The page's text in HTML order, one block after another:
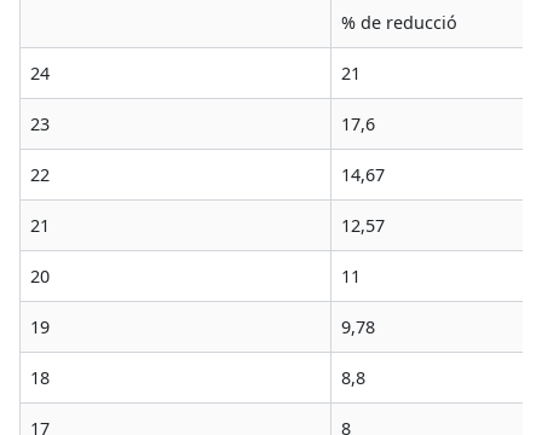
% de reducció
24 21
23 17,6
22 14,67
21 12,57
20 11
19 9,78
18 8,8
17 8